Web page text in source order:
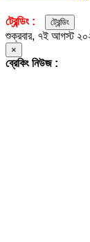
ট্রেন্ডিং : ট্রেন্ডিং
শুক্রবার, ৭ই আগস্ট
×
ব্রেকিং নিউজ :